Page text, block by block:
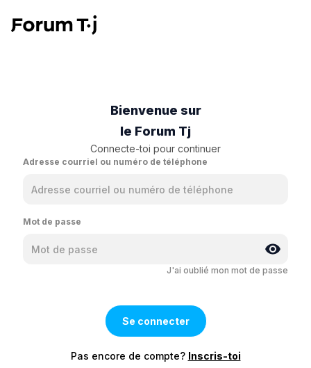
Bienvenue sur
le Forum Tj
Connecte-toi pour continuer
Adresse courriel ou numéro de téléphone
Mot de passe
J'ai oublié mon mot de passe
Pas encore de compte? Inscris-toi